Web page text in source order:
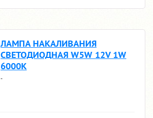
ЛАМПА НАКАЛИВАНИЯ
СВЕТОДИОДНАЯ W5W 12V 1W
6000K
-